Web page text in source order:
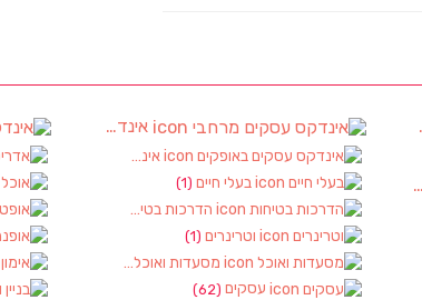
אינדקס עסקים מרחבי
אינדקס עסקים באופקים (8)
בעלי חיים (1)
הדרכות בטיחות
וטרינרים (1)
מסעדות ואוכל (3)
עסקים (62)
(4)